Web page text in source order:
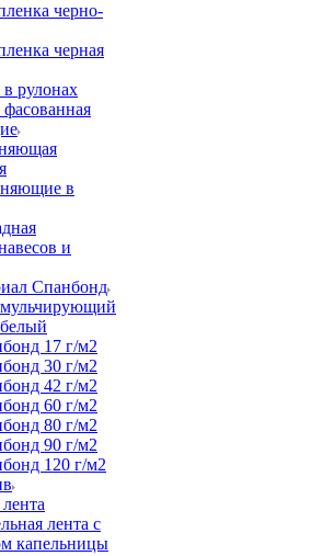
черно-
черная
рулонах
в
и
Спанбонд
17 г/м2
30 г/м2
42 г/м2
60 г/м2
80 г/м2
90 г/м2
120 г/м2
лента с
капельницы